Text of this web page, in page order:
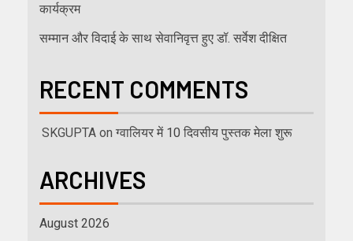
कार्यक्रम
सम्मान और विदाई के साथ सेवानिवृत्त हुए डॉ. सर्वेश दीक्षित
RECENT COMMENTS
SKGUPTA on ग्वालियर में 10 दिवसीय पुस्तक मेला शुरू
ARCHIVES
August 2026